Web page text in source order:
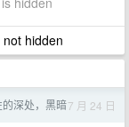
hidden
深处，黑暗7 月 24 日